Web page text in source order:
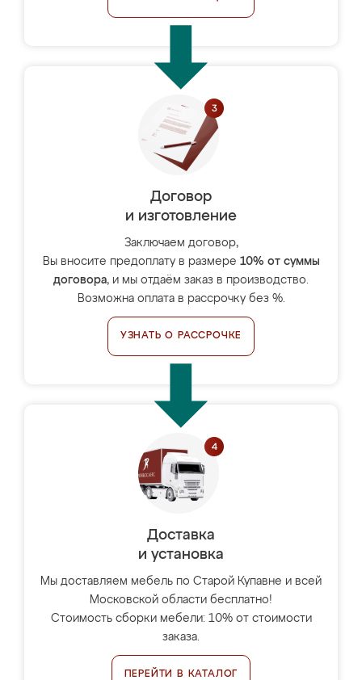
Договор
и изготовление
Заключаем договор,
Вы вносите предоплату в размере 10% от суммы
договора, и мы отдаём заказ в производство.
Возможна оплата в рассрочку без %.
УЗНАТЬ О РАССРОЧКЕ
Доставка
и установка
Мы доставляем мебель по Старой Купавне и всей
Московской области бесплатно!
Стоимость сборки мебели: 10% от стоимости
заказа.
ПЕРЕЙТИ В КАТАЛОГ